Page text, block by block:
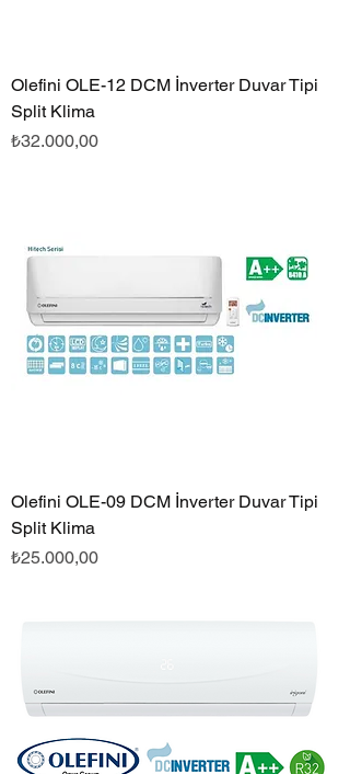
Olefini OLE-12 DCM İnverter Duvar Tipi
Split Klima
Fiyat
₺32.000,00
Olefini OLE-09 DCM İnverter Duvar Tipi
Split Klima
Fiyat
₺25.000,00